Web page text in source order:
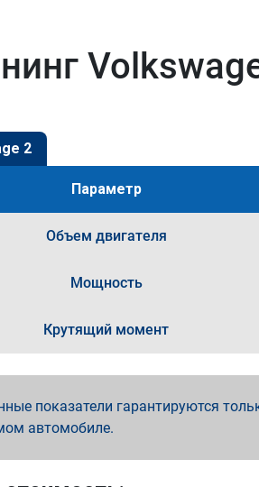
2
Параметр
Объем двигателя
Мощность
Крутящий момент
показатели гарантируются
автомобиле.